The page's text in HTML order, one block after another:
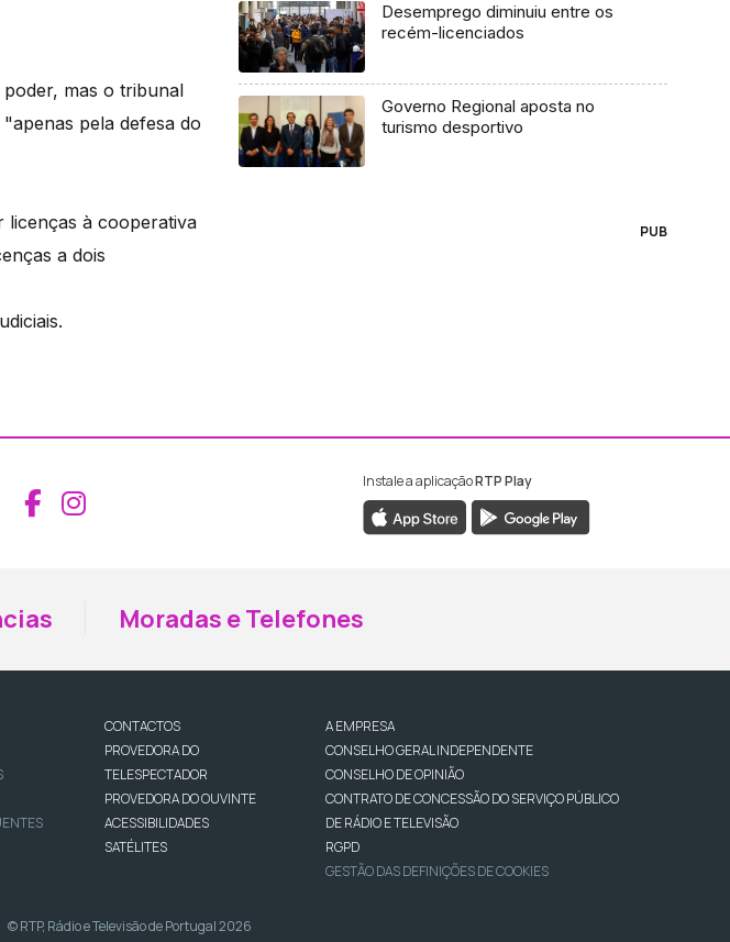
mas o tribunal
pela defesa do
licenças à cooperativa
a dois
Desemprego diminuiu entre os
recém-licenciados
Governo Regional aposta no
turismo desportivo
PUB
Aceder ao Facebook da RTP Madeira
Aceder ao Instagram da RTP Madeira
Instale a aplicaçãoRTP Play
Moradas e Telefones
CONTACTOS
PROVEDORA DO
TELESPECTADOR
PROVEDORA DO OUVINTE
ACESSIBILIDADES
SATÉLITES
A EMPRESA
CONSELHO GERAL INDEPENDENTE
CONSELHO DE OPINIÃO
CONTRATO DE CONCESSÃO DO SERVIÇO PÚBLICO
DE RÁDIO E TELEVISÃO
RGPD
GESTÃO DAS DEFINIÇÕES DE COOKIES
© RTP, Rádio e Televisão de Portugal 2026